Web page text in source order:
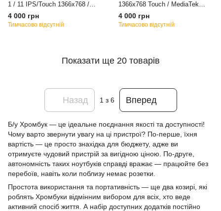
1 / 11 IPS/Touch 1366x768 /
MediaTek MT8173 / RAM 4 GB /
SSD 32 GB / PowerVR GX6250
4 000 грн
Тимчасово відсутній
1366x768 Touch / MediaTek
MT8173 / RAM 4 GB / SSD 32
GB / PowerVR GX6250 / Клас
4 000 грн
Тимчасово відсутній
Показати ще 20 товарів
Назад 1 з 6 Вперед
Б/у Хромбук — це ідеальне поєднання якості та доступності!
Чому варто звернути увагу на ці пристрої? По-перше, їхня
вартість — це просто знахідка для бюджету, адже ви
отримуєте чудовий пристрій за вигідною ціною. По-друге,
автономність таких ноутбуків справді вражає — працюйте без
перебоїв, навіть коли поблизу немає розетки.
Простота використання та портативність — ще два козирі, які
роблять Хромбуки відмінним вибором для всіх, хто веде
активний спосіб життя. А набір доступних додатків постійно